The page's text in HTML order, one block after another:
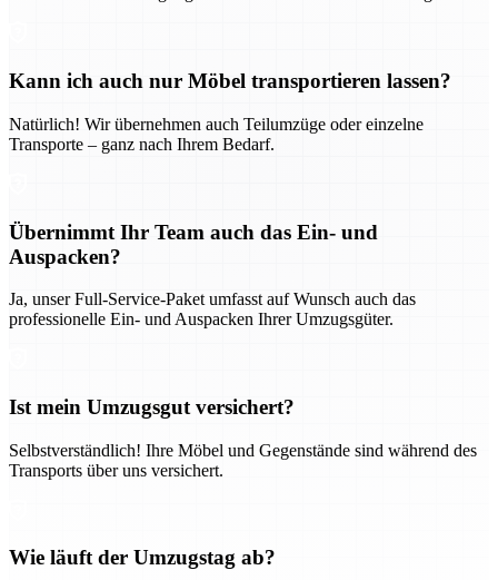
Kann ich auch nur Möbel transportieren lassen?
Natürlich! Wir übernehmen auch Teilumzüge oder einzelne
Transporte – ganz nach Ihrem Bedarf.
Übernimmt Ihr Team auch das Ein- und
Auspacken?
Ja, unser Full-Service-Paket umfasst auf Wunsch auch das
professionelle Ein- und Auspacken Ihrer Umzugsgüter.
Ist mein Umzugsgut versichert?
Selbstverständlich! Ihre Möbel und Gegenstände sind während des
Transports über uns versichert.
Wie läuft der Umzugstag ab?